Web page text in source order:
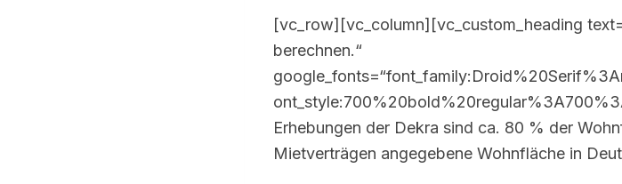
[vc_row][vc_column][vc_custom_heading
berechnen.“
Erhebungen der Dekra sind ca. 80 % der
Mietverträgen angegebene Wohnfläche in